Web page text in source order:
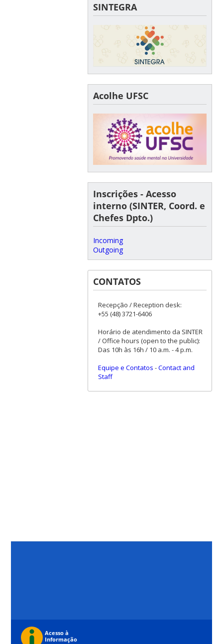
SINTEGRA
Acolhe UFSC
Inscrições - Acesso
interno (SINTER, Coord. e
Chefes Dpto.)
Incoming
Outgoing
CONTATOS
Recepção / Reception desk:
+55 (48) 3721-6406
Horário de atendimento da SINTER
/ Office hours (open to the public):
Das 10h às 16h / 10 a.m. - 4 p.m.
Equipe e Contatos -Contact and
Staff